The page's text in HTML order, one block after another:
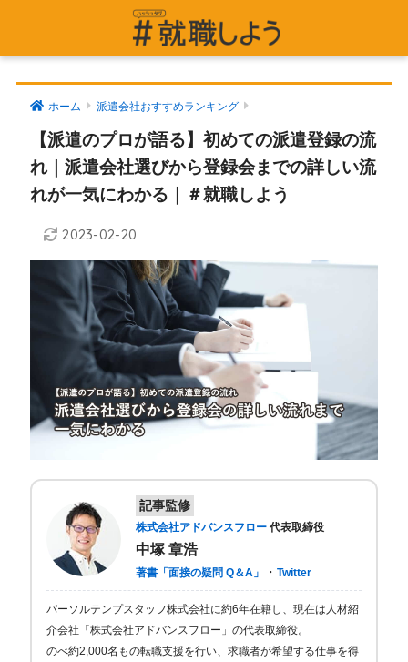
ホーム 派遣会社おすすめランキング
【派遣のプロが語る】初めての派遣登録の流
れ｜派遣会社選びから登録会までの詳しい流
れが一気にわかる｜＃就職しよう
2023-02-20
記事監修
株式会社アドバンスフロー 代表取締役
中塚 章浩
著書「面接の疑問 Q＆A」 ・Twitter
パーソルテンプスタッフ株式会社に約6年在籍し、現在は人材紹
介会社「株式会社アドバンスフロー」の代表取締役。
のべ約2,000名もの転職支援を行い、求職者が希望する仕事を得